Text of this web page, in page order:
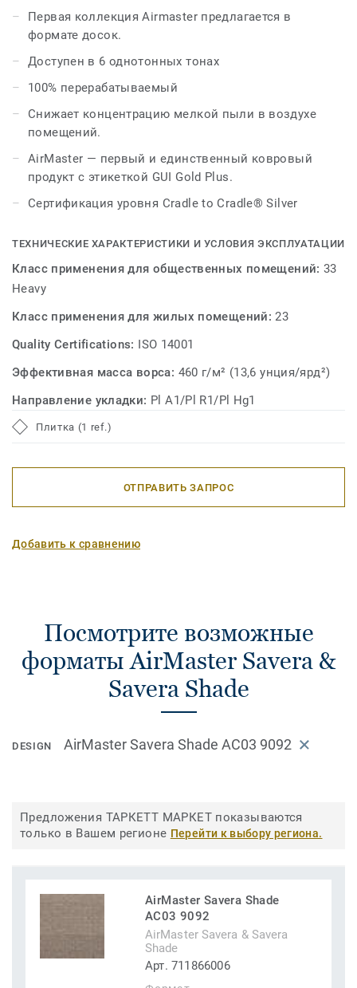
Savera & Savera Shade подходит для будущего:
адаптируется и устойчив.
DESSO AirMaster Savera разработан для сочетания с
коллекцией DESSO AirMaster Savera Shade. Шесть
сплошных тонов AirMaster Savera идеально
сочетаются с шестью переходными цветами AirMaster
Savera Shade.
Airmaster Savera Shade имеет тонкий эффект перехода,
который распространяется на две доски. У одной
доски более светлый переход цвета, а у другой более
содержит 20 ковровых досок, состоящих из равного
количества более светлых и более темных переходных
досок. Это позволяет дизайнерам играть с глубиной
цвета на полу.
распоряжении бесконечные комбинации для создания
эффекта, который они себе представляют.
Первая коллекция Airmaster предлагается в
формате досок.
Доступен в 6 однотонных тонах
100% перерабатываемый
Снижает концентрацию мелкой пыли в воздухе
помещений.
AirMaster — первый и единственный ковровый
продукт с этикеткой GUI Gold Plus.
Сертификация уровня Cradle to Cradle® Silver
ТЕХНИЧЕСКИЕ ХАРАКТЕРИСТИКИ И УСЛОВИЯ ЭКСПЛУАТАЦИИ
Класс применения для общественных помещений:33
Heavy
Класс применения для жилых помещений:23
Quality Certifications: ISO 14001
Эффективная масса ворса: 460 г/м² (13,6 унция/ярд²)
Направление укладки: Pl A1/Pl R1/Pl Hg1
Плитка (1 ref.)
ОТПРАВИТЬ ЗАПРОС
Добавить к сравнению
Посмотрите возможные
форматы AirMaster Savera &
Savera Shade
DESIGN AirMaster Savera Shade AC03 9092
Предложения ТАРКЕТТ МАРКЕТ показываются
только в Вашем регионе Перейти к выбору региона.
AirMaster Savera Shade
AC03 9092
AirMaster Savera & Savera
Shade
Арт. 711866006